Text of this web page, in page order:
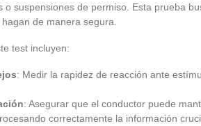
o suspensiones de permiso. Esta prueba
de manera segura.
test incluyen:
: Medir la rapidez de reacción ante
: Asegurar que el conductor puede
correctamente la información